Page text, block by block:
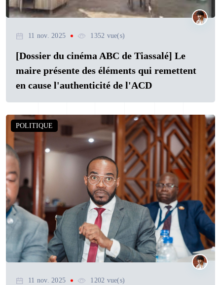
11 nov. 2025 1352 vue(s)
[Dossier du cinéma ABC de Tiassalé] Le
maire présente des éléments qui remettent
en cause l'authenticité de l'ACD
POLITIQUE
11 nov. 2025 1202 vue(s)